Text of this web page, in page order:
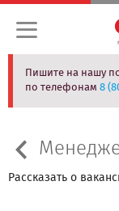
Пишите на нашу
по телефонам8
Рассказать о